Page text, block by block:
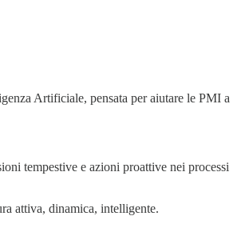
Artificiale, pensata per aiutare le PMI a
tempestive e azioni proattive nei processi
attiva, dinamica, intelligente.